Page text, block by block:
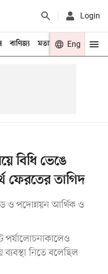
Login
বাণিজ্য মতামত খেলা
Eng
বিধি ভেঙে
ফেরতের তাগিদ
ও পদোন্নয়ন আর্থিক ও
পর্যালোচনাকালেও
নিতে বলেছিল